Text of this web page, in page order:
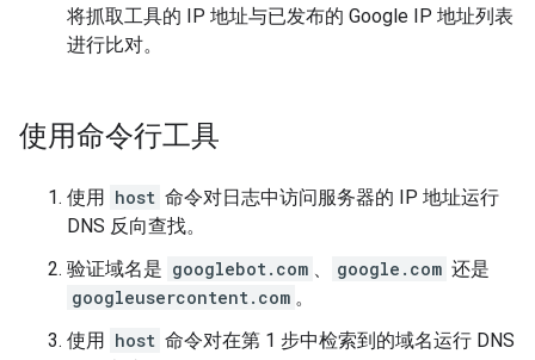
将抓取工具的 IP 地址与已发布的 Google IP 地址列表
进行比对。
使用命令行工具
使用 host 命令对日志中访问服务器的 IP 地址运行
DNS 反向查找。
验证域名是 googlebot.com 、 google.com 还是
googleusercontent.com 。
使用 host 命令对在第 1 步中检索到的域名运行 DNS